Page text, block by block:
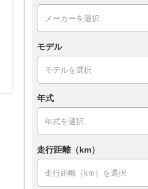
モデル
年式
走行距離（km）